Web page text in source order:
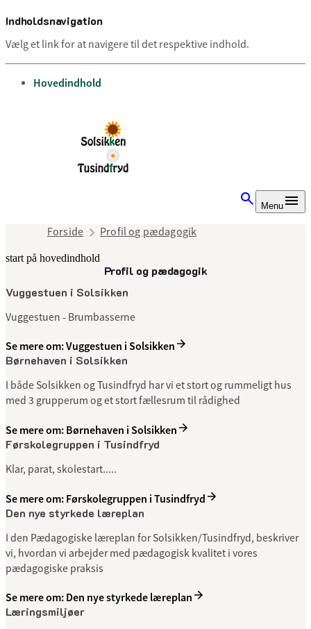
Indholdsnavigation
Vælg et link for at navigere til det respektive indhold.
gå til
Hovedindhold
Menu
Forside Profil og pædagogik
start på hovedindhold
Profil og pædagogiksenest opdateret 11. juli 2025
Vuggestuen i Solsikken
Vuggestuen - Brumbasserne
Se mere om: Vuggestuen i Solsikken
Børnehaven i Solsikken
I både Solsikken og Tusindfryd har vi et stort og rummeligt hus
med 3 grupperum og et stort fællesrum til rådighed
Se mere om: Børnehaven i Solsikken
Førskolegruppen i Tusindfryd
Klar, parat, skolestart.....
Se mere om: Førskolegruppen i Tusindfryd
Den nye styrkede læreplan
I den Pædagogiske læreplan for Solsikken/Tusindfryd, beskriver
vi, hvordan vi arbejder med pædagogisk kvalitet i vores
pædagogiske praksis
Se mere om: Den nye styrkede læreplan
Læringsmiljøer